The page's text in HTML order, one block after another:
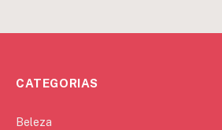
CATEGORIAS
Beleza